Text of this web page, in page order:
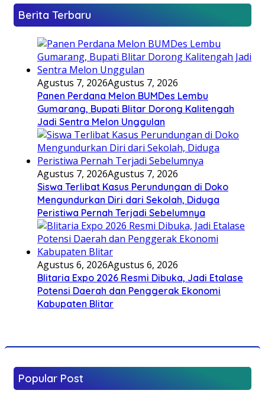
Berita Terbaru
Agustus 7, 2026Agustus 7, 2026
Panen Perdana Melon BUMDes Lembu
Gumarang, Bupati Blitar Dorong Kalitengah
Jadi Sentra Melon Unggulan
Agustus 7, 2026Agustus 7, 2026
Siswa Terlibat Kasus Perundungan di Doko
Mengundurkan Diri dari Sekolah, Diduga
Peristiwa Pernah Terjadi Sebelumnya
Agustus 6, 2026Agustus 6, 2026
Blitaria Expo 2026 Resmi Dibuka, Jadi Etalase
Potensi Daerah dan Penggerak Ekonomi
Kabupaten Blitar
Popular Post